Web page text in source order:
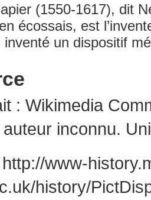
(1550-1617), dit
écossais, est
inventé un dispositif
: Wikimedia
inconnu.
www-
history/